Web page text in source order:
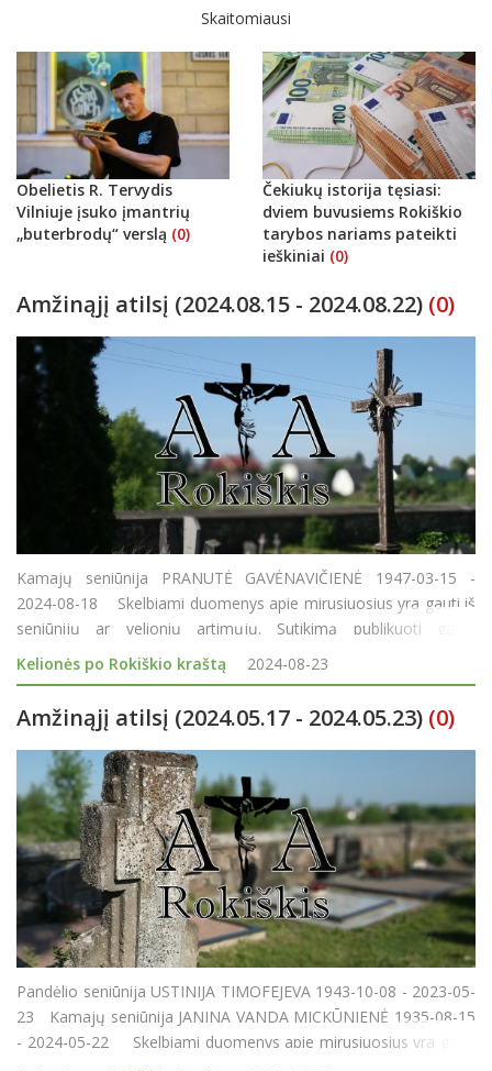
Skaitomiausi
Obelietis R. Tervydis
Vilniuje įsuko įmantrių
„buterbrodų“ verslą (0)
Čekiukų istorija tęsiasi:
dviem buvusiems Rokiškio
tarybos nariams pateikti
ieškiniai (0)
Amžinąjį atilsį (2024.08.15 - 2024.08.22) (0)
Kamajų seniūnija PRANUTĖ GAVĖNAVIČIENĖ 1947-03-15 -
2024-08-18 Skelbiami duomenys apie mirusiuosius yra gauti iš
seniūnijų ar velionių artimųjų. Sutikimą publikuoti galite
pasirašyti Rokiškio laidojimo namuose, seniūnijose ar „Rokiškio
Sirena&ld
Kelionės po Rokiškio kraštą 2024-08-23
Amžinąjį atilsį (2024.05.17 - 2024.05.23) (0)
Pandėlio seniūnija USTINIJA TIMOFEJEVA 1943-10-08 - 2023-05-
23 Kamajų seniūnija JANINA VANDA MICKŪNIENĖ 1935-08-15
- 2024-05-22 Skelbiami duomenys apie mirusiuosius yra gauti